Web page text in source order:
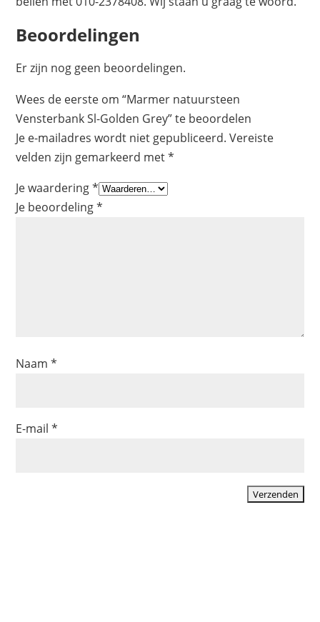
Beoordelingen
Er zijn nog geen beoordelingen.
Wees de eerste om “Marmer natuursteen
Vensterbank Sl-Golden Grey” te beoordelen
Je e-mailadres wordt niet gepubliceerd. Vereiste
velden zijn gemarkeerd met*
Je waardering*
Je beoordeling*
Naam*
E-mail*